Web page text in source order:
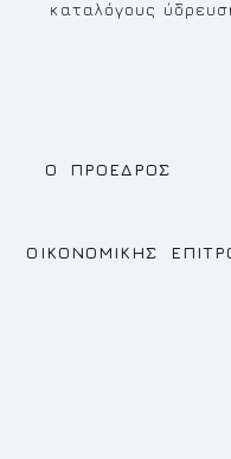
καταλόγους
Ο ΠΡΟΕΔΡΟΣ
ΟΙΚΟΝΟΜΙΚΗΣ